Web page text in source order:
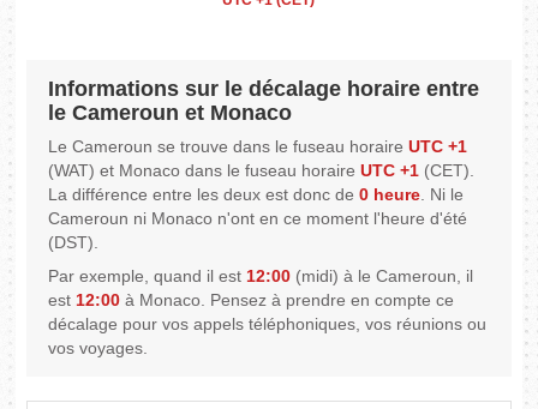
Informations sur le décalage horaire entre
le Cameroun et Monaco
Le Cameroun se trouve dans le fuseau horaireUTC +1
(WAT) et Monaco dans le fuseau horaireUTC +1 (CET).
La différence entre les deux est donc de0 heure. Ni le
Cameroun ni Monaco n'ont en ce moment l'heure d'été
(DST).
Par exemple, quand il est12:00 (midi) à le Cameroun, il
est12:00 à Monaco. Pensez à prendre en compte ce
décalage pour vos appels téléphoniques, vos réunions ou
vos voyages.